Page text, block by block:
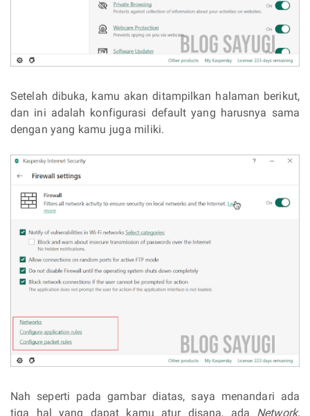
Setelah dibuka, kamu akan ditampilkan halaman berikut,
dan ini adalah konfigurasi default yang harusnya sama
dengan yang kamu juga miliki.
Nah seperti pada gambar diatas, saya menandari ada
tiga hal yang dapat kamu atur disana, ada Network,